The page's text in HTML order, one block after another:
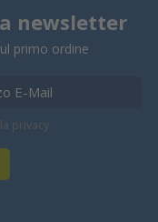
newsletter
primo ordine
privacy